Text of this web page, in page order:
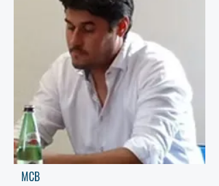
MCB